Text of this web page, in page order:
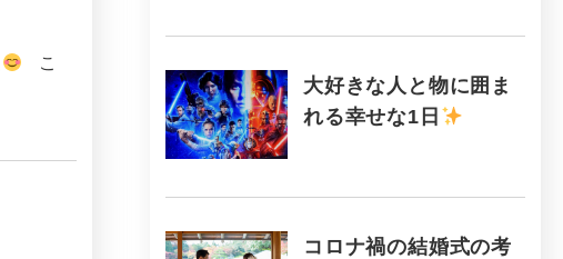
こ
大好きな人と物に囲ま
れる幸せな1日
コロナ禍の結婚式の考